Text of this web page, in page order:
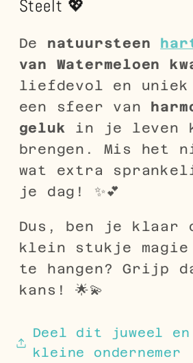
Steelt 💖
De natuursteen
van Watermeloen
liefdevol en
een sfeer van
geluk
in je leven
brengen. Mis het
wat extra
je dag! ✨💕
Dus, ben je klaar
klein stukje magie
te hangen? Grijp
kans! 🌟💫
Deel dit juweel en
kleine ondernemer